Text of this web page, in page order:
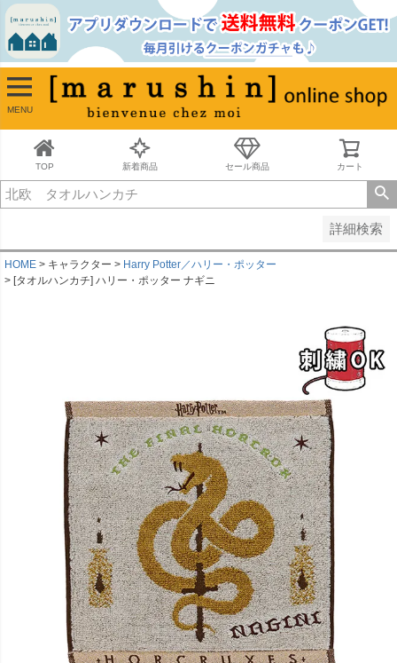
MENU
TOP 新着商品 セール商品 カート
詳細検索
並び順
新着順
古い順
価格が安い順
価格が高い順
キーワードヒット順
HOME キャラクター
Harry Potter／ハリー・ポッター
[タオルハンカチ] ハリー・ポッター ナギニ